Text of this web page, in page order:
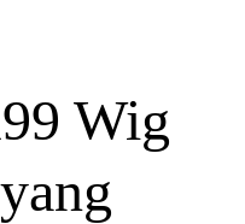
Wig